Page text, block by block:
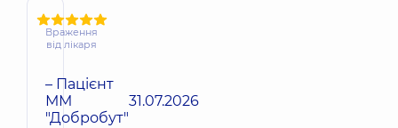
Враження
від лікаря
– Пацієнт
ММ
"Добробут"
31.07.2026